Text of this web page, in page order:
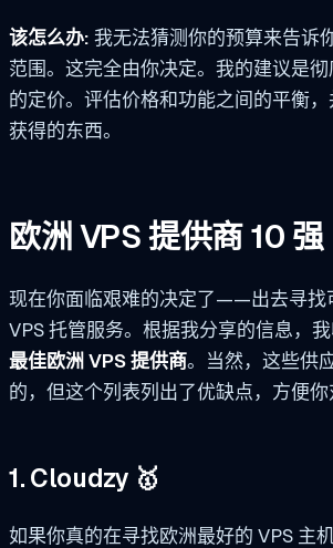
该怎么办: 我无法猜测你的预算来告诉
范围。这完全由你决定。我的建议是
的定价。评估价格和功能之间的平衡
获得的东西。
欧洲 VPS 提供商 10 强
现在你面临艰难的决定了——出去寻找
VPS 托管服务。根据我分享的信息，
最佳欧洲 VPS 提供商。当然，这些供
的，但这个列表列出了优缺点，方便你
1. Cloudzy 🥇
如果你真的在寻找欧洲最好的 VPS 主